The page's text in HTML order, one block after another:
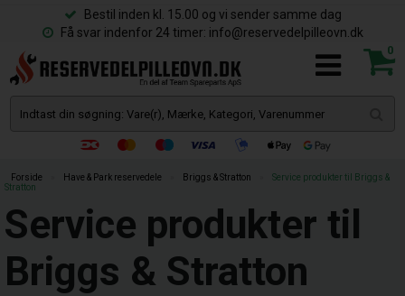
Bestil inden kl. 15.00 og vi sender samme dag
Få svar indenfor 24 timer: info@reservedelpilleovn.dk
0
Forside Have & Park reservedele Briggs & Stratton
Service produkter til Briggs &
Stratton
Service produkter til
Briggs & Stratton